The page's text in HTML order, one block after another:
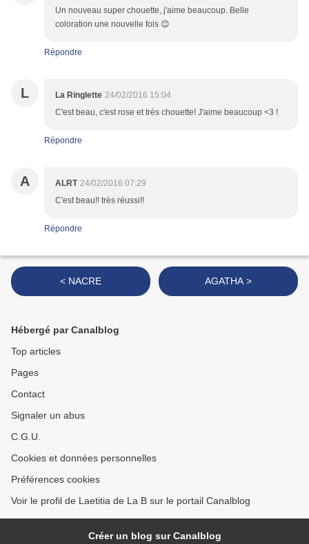
Un nouveau super chouette, j'aime beaucoup. Belle
coloration une nouvelle fois 😊
Répondre
L La Ringlette 24/02/2016 15:04
C'est beau, c'est rose et très chouette! J'aime beaucoup <3 !
Répondre
A ALRT 24/02/2016 07:29
C'est beau!! très réussi!!
Répondre
< NACRE AGATHA >
Hébergé par Canalblog
Top articles
Pages
Contact
Signaler un abus
C.G.U.
Cookies et données personnelles
Préférences cookies
Voir le profil de Laetitia de La B sur le portail Canalblog
Créer un blog sur Canalblog